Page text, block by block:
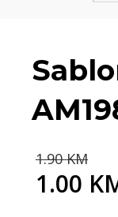
1.90KM
1.00
Current